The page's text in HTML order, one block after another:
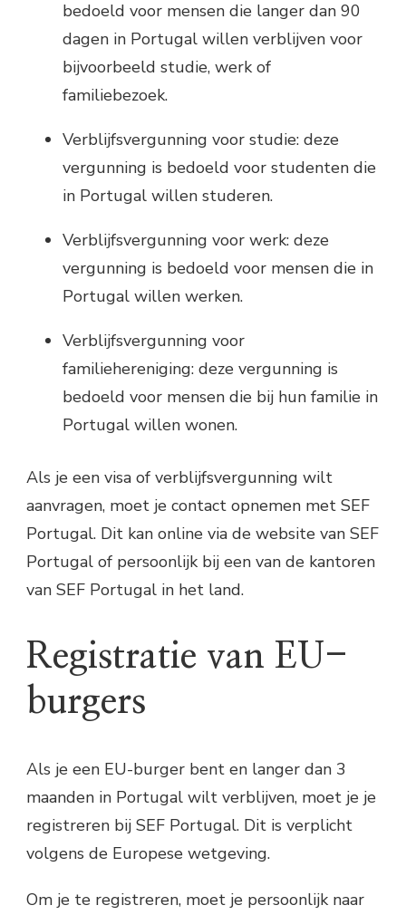
bedoeld voor mensen die langer dan 90
dagen in Portugal willen verblijven voor
bijvoorbeeld studie, werk of
familiebezoek.
Verblijfsvergunning voor studie: deze
vergunning is bedoeld voor studenten die
in Portugal willen studeren.
Verblijfsvergunning voor werk: deze
vergunning is bedoeld voor mensen die in
Portugal willen werken.
Verblijfsvergunning voor
familiehereniging: deze vergunning is
bedoeld voor mensen die bij hun familie in
Portugal willen wonen.
Als je een visa of verblijfsvergunning wilt
aanvragen, moet je contact opnemen met SEF
Portugal. Dit kan online via de website van SEF
Portugal of persoonlijk bij een van de kantoren
van SEF Portugal in het land.
Registratie van EU-
burgers
Als je een EU-burger bent en langer dan 3
maanden in Portugal wilt verblijven, moet je je
registreren bij SEF Portugal. Dit is verplicht
volgens de Europese wetgeving.
Om je te registreren, moet je persoonlijk naar